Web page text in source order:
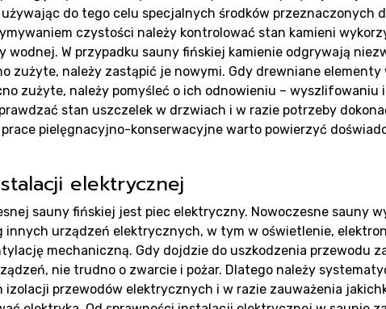
do tego celu specjalnych środków przeznaczonych
czystości należy kontrolować stan kamieni
wodnej. W przypadku sauny fińskiej kamienie odgrywają
zużyte, należy zastąpić je nowymi. Gdy drewniane elementy
zużyte, należy pomyśleć o ich odnowieniu – wyszlifowaniu
stan uszczelek w drzwiach i w razie potrzeby
prace pielęgnacyjno-konserwacyjne warto powierzyć
elektrycznej
sauny fińskiej jest piec elektryczny. Nowoczesne sauny
innych urządzeń elektrycznych, w tym w oświetlenie,
mechaniczną. Gdy dojdzie do uszkodzenia przewodu
nie trudno o zwarcie i pożar. Dlatego należy
izolacji przewodów elektrycznych i w razie zauważenia